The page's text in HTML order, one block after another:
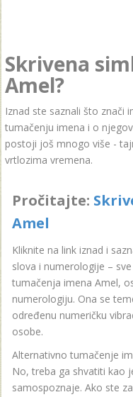
Skrivena
Amel?
Iznad ste saznali što znači
tumačenju imena i o
postoji još mnogo više -
vrtlozima vremena.
Pročitajte:
Amel
Kliknite na link iznad i
slova i numerologije –
tumačenja imena Amel,
numerologiju. Ona se
određenu numeričku
osobe.
Alternativno tumačenje
No, treba ga shvatiti kao
samospoznaje. Ako ste